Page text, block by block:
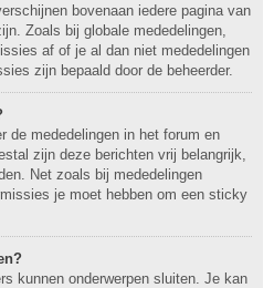
bovenaan iedere pagina van
Zoals bij globale mededelingen,
af of je al dan niet mededelingen
zijn bepaald door de beheerder.
de mededelingen in het forum en
zijn deze berichten vrij belangrijk,
Net zoals bij mededelingen
je moet hebben om een sticky
kunnen onderwerpen sluiten. Je kan